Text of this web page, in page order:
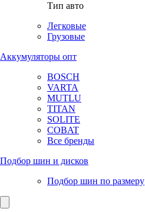
Тип авто
Легковые
Грузовые
Аккумуляторы опт
BOSCH
VARTA
MUTLU
TITAN
SOLITE
COBAT
Все бренды
Подбор шин и дисков
Подбор шин по размеру